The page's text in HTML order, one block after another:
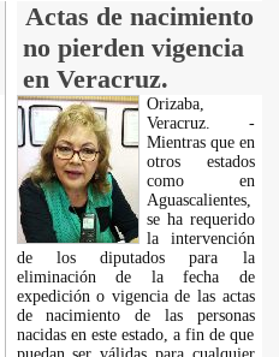
Actas de nacimiento
no pierden vigencia
en Veracruz.
Orizaba,
Veracruz. -
Mientras que en
otros estados
como en
Aguascalientes,
se ha requerido
la intervención
de los diputados para la
eliminación de la fecha de
expedición o vigencia de las actas
de nacimiento de las personas
nacidas en este estado, a fin de que